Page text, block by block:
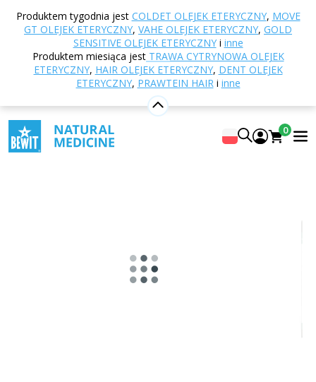
Produktem tygodnia jest COLDET OLEJEK ETERYCZNY, MOVE
GT OLEJEK ETERYCZNY, VAHE OLEJEK ETERYCZNY, GOLD
SENSITIVE OLEJEK ETERYCZNYi inne
Produktem miesiąca jest TRAWA CYTRYNOWA OLEJEK
ETERYCZNY, HAIR OLEJEK ETERYCZNY, DENT OLEJEK
ETERYCZNY, PRAWTEIN HAIRi inne
0
Strona główna
diety
Oleje roślinne Olej z pestek dyni
Olej z pestek dyni
W 100% czysty i naturalny olej roślinny
Pokaż 1 recenzji